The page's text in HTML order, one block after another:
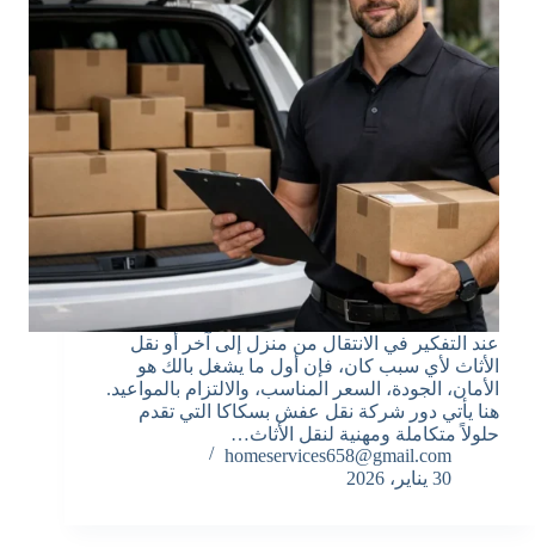
عند التفكير في الانتقال من منزل إلى آخر أو نقل
الأثاث لأي سبب كان، فإن أول ما يشغل بالك هو
الأمان، الجودة، السعر المناسب، والالتزام بالمواعيد.
هنا يأتي دور شركة نقل عفش بسكاكا التي تقدم
حلولاً متكاملة ومهنية لنقل الأثاث…
homeservices658@gmail.com
30 يناير، 2026